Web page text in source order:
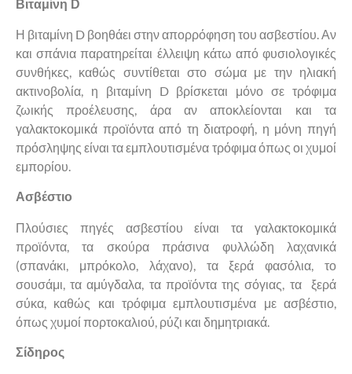
Βιταμίνη D
Η βιταμίνη D βοηθάει στην απορρόφηση του ασβεστίου. Αν
και σπάνια παρατηρείται έλλειψη κάτω από φυσιολογικές
συνθήκες, καθώς συντίθεται στο σώμα με την ηλιακή
ακτινοβολία, η βιταμίνη D βρίσκεται μόνο σε τρόφιμα
ζωικής προέλευσης, άρα αν αποκλείονται και τα
γαλακτοκομικά προϊόντα από τη διατροφή, η μόνη πηγή
πρόσληψης είναι τα εμπλουτισμένα τρόφιμα όπως οι χυμοί
εμπορίου.
Ασβέστιο
Πλούσιες πηγές ασβεστίου είναι τα γαλακτοκομικά
προϊόντα, τα σκούρα πράσινα φυλλώδη λαχανικά
(σπανάκι, μπρόκολο, λάχανο), τα ξερά φασόλια, το
σουσάμι, τα αμύγδαλα, τα προϊόντα της σόγιας, τα ξερά
σύκα, καθώς και τρόφιμα εμπλουτισμένα με ασβέστιο,
όπως χυμοί πορτοκαλιού, ρύζι και δημητριακά.
Σίδηρος